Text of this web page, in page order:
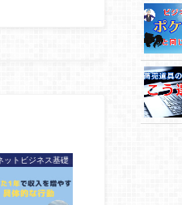
トビジネス基礎